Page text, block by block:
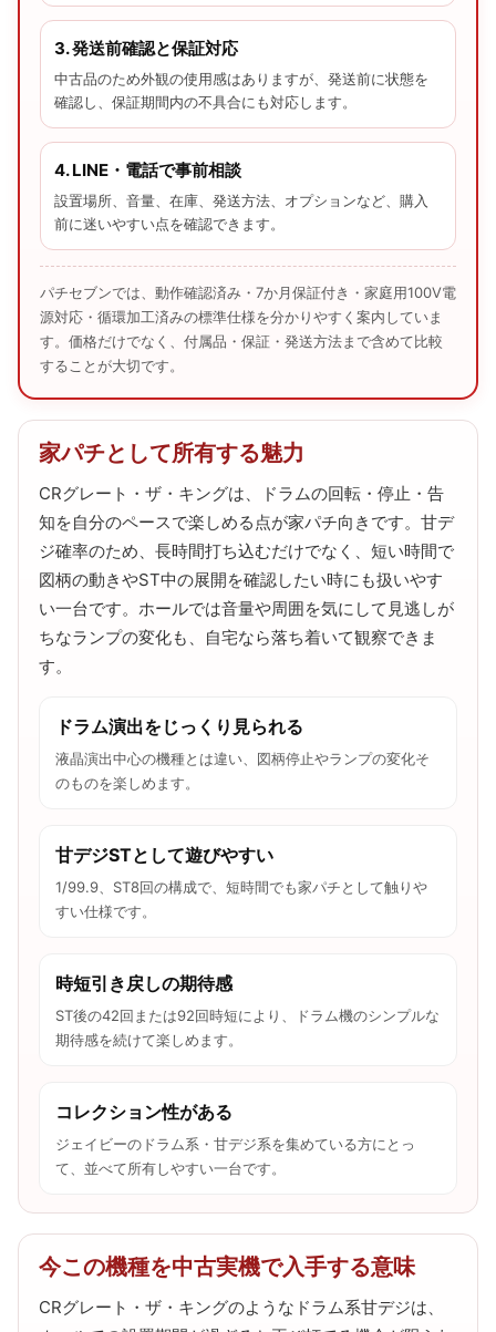
3. 発送前確認と保証対応
中古品のため外観の使用感はありますが、発送前に状態を
確認し、保証期間内の不具合にも対応します。
4. LINE・電話で事前相談
設置場所、音量、在庫、発送方法、オプションなど、購入
前に迷いやすい点を確認できます。
パチセブンでは、動作確認済み・7か月保証付き・家庭用100V電
源対応・循環加工済みの標準仕様を分かりやすく案内していま
す。価格だけでなく、付属品・保証・発送方法まで含めて比較
することが大切です。
家パチとして所有する魅力
CRグレート・ザ・キングは、ドラムの回転・停止・告
知を自分のペースで楽しめる点が家パチ向きです。甘デ
ジ確率のため、長時間打ち込むだけでなく、短い時間で
図柄の動きやST中の展開を確認したい時にも扱いやす
い一台です。ホールでは音量や周囲を気にして見逃しが
ちなランプの変化も、自宅なら落ち着いて観察できま
す。
ドラム演出をじっくり見られる
液晶演出中心の機種とは違い、図柄停止やランプの変化そ
のものを楽しめます。
甘デジSTとして遊びやすい
1/99.9、ST8回の構成で、短時間でも家パチとして触りや
すい仕様です。
時短引き戻しの期待感
ST後の42回または92回時短により、ドラム機のシンプルな
期待感を続けて楽しめます。
コレクション性がある
ジェイビーのドラム系・甘デジ系を集めている方にとっ
て、並べて所有しやすい一台です。
今この機種を中古実機で入手する意味
CRグレート・ザ・キングのようなドラム系甘デジは、